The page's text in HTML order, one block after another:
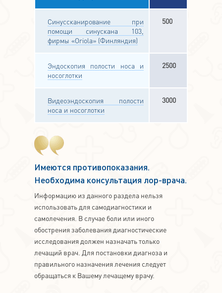
Синуссканирование при
помощи синускана 103,
фирмы «Oriola» (Финляндия)
500
Эндоскопия полости носа и
носоглотки
2500
Видеоэндоскопия полости
носа и носоглотки
3000
Имеются противопоказания.
Необходима консультация лор-врача.
Информацию из данного раздела нельзя
использовать для самодиагностики и
самолечения. В случае боли или иного
обострения заболевания диагностические
исследования должен назначать только
лечащий врач. Для постановки диагноза и
правильного назначения лечения следует
обращаться к Вашему лечащему врачу.